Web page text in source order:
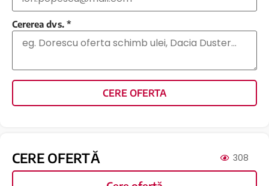
Cererea dvs. *
CERE OFERTA
CERE OFERTĂ 308